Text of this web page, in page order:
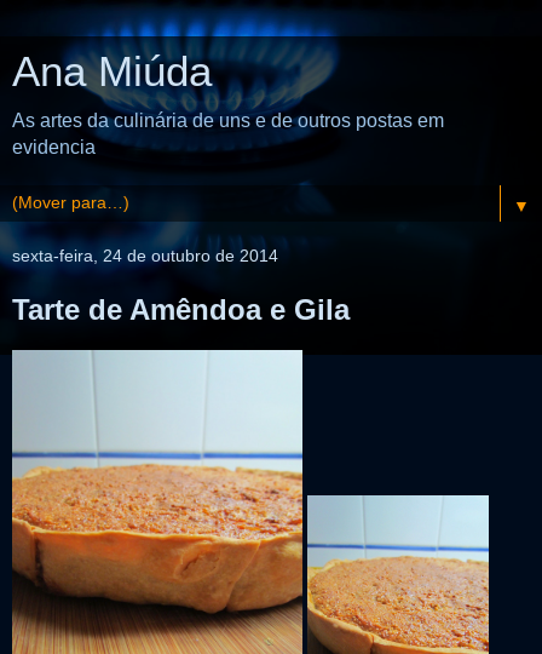
Ana Miúda
As artes da culinária de uns e de outros postas em
evidencia
▼
sexta-feira, 24 de outubro de 2014
Tarte de Amêndoa e Gila